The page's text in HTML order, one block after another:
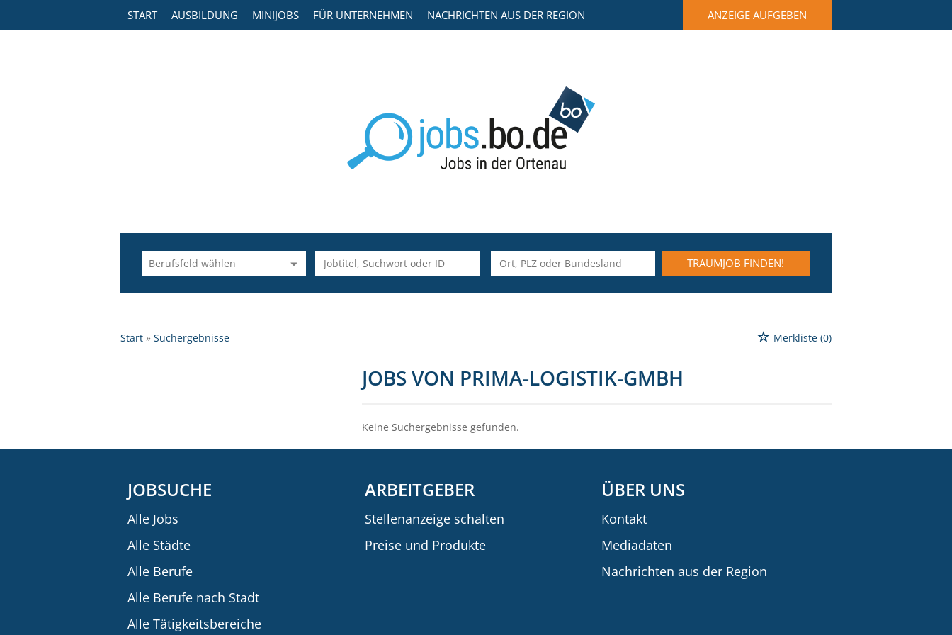
START AUSBILDUNG MINIJOBS FÜR UNTERNEHMEN NACHRICHTEN AUS DER REGION ANZEIGE AUFGEBEN
TRAUMJOB FINDEN!
Start Suchergebnisse Merkliste (0)
JOBS VON PRIMA-LOGISTIK-GMBH
Keine Suchergebnisse gefunden.
JOBSUCHE
Alle Jobs
Alle Städte
Alle Berufe
Alle Berufe nach Stadt
Alle Tätigkeitsbereiche
ARBEITGEBER
Stellenanzeige schalten
Preise und Produkte
ÜBER UNS
Kontakt
Mediadaten
Nachrichten aus der Region